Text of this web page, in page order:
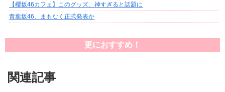
【櫻坂46カフェ】このグッズ、神すぎると話題に
青葉坂46、まもなく正式発表か
更におすすめ！
関連記事